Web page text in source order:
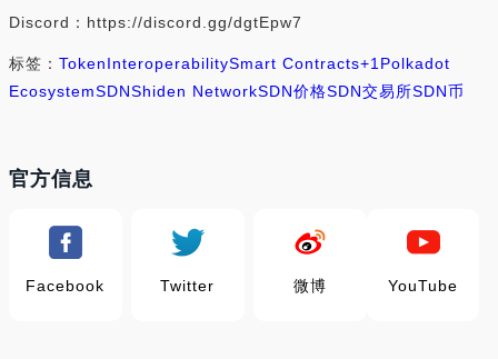
Discord：https://discord.gg/dgtEpw7
标签： TokenInteroperabilitySmart Contracts+1 Polkadot
EcosystemSDNShiden NetworkSDN价格SDN交易所SDN币
官方信息
Facebook Twitter 微博 YouTube